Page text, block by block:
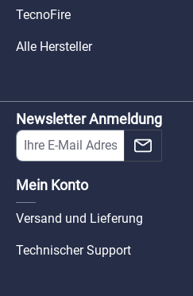
TecnoFire
Alle Hersteller
Newsletter Anmeldung
Mein Konto
Versand und Lieferung
Technischer Support